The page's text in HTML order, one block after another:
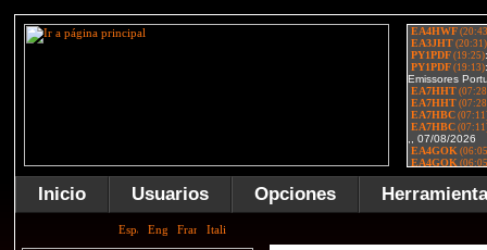
Inicio Usuarios Opciones